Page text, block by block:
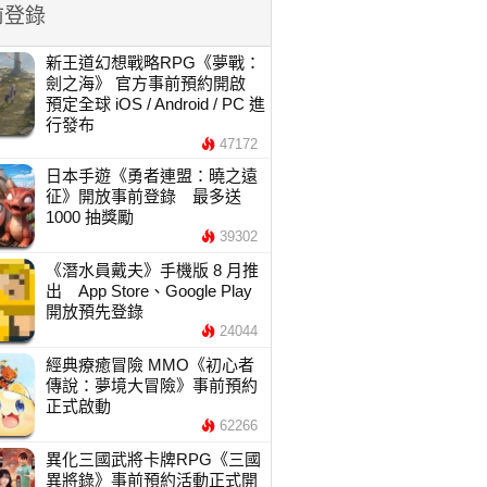
錄
新王道幻想戰略RPG《夢戰：
劍之海》 官方事前預約開啟
預定全球 iOS / Android / PC 進
行發布
47172
日本手遊《勇者連盟：曉之遠
征》開放事前登錄 最多送
1000 抽獎勵
39302
《潛水員戴夫》手機版 8 月推
出 App Store、Google Play
開放預先登錄
24044
經典療癒冒險 MMO《初心者
傳說：夢境大冒險》事前預約
正式啟動
62266
異化三國武將卡牌RPG《三國
異將錄》事前預約活動正式開